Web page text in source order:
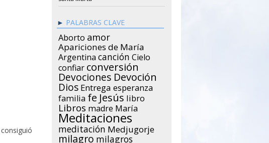
PALABRAS CLAVE
Aborto amor
Apariciones de María
Argentina canción Cielo
confiar conversión
Devociones Devoción
Dios Entrega esperanza
familia fe Jesús libro
Libros madre María
Meditaciones
meditación Medjugorje
milagro milagros